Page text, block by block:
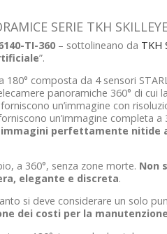
SERIE TKH
TI-360 – sottolineano da TKH
”.
composta da 4 sensori
panoramiche 360° di cui
un’immagine con
un’immagine completa a
immagini perfettamente nitide
a 360°, senza zone morte. Non
elegante e discreta.
si deve considerare un solo
dei costi per la manutenzione